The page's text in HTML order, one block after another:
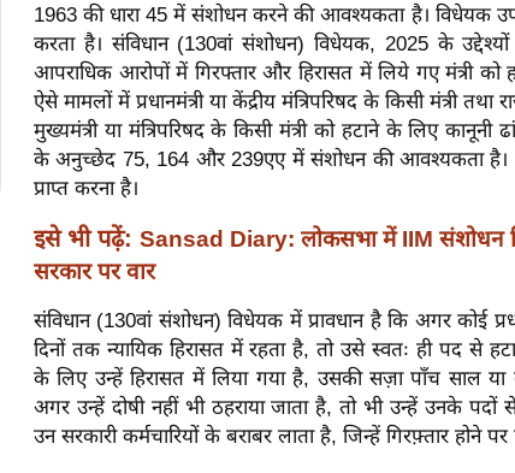
1963 की धारा 45 में संशोधन करने की आवश्यकता है। विधेयक
करता है। संविधान (130वां संशोधन) विधेयक, 2025 के
आपराधिक आरोपों में गिरफ्तार और हिरासत में लिये गए मंत्री को
ऐसे मामलों में प्रधानमंत्री या केंद्रीय मंत्रिपरिषद के किसी मंत्री तथा
मुख्यमंत्री या मंत्रिपरिषद के किसी मंत्री को हटाने के लिए
के अनुच्छेद 75, 164 और 239एए में संशोधन की आवश्यकता है।
प्राप्त करना है।
इसे भी पढ़ें: Sansad Diary: लोकसभा में IIM संशोधन
सरकार पर वार
संविधान (130वां संशोधन) विधेयक में प्रावधान है कि अगर कोई
दिनों तक न्यायिक हिरासत में रहता है, तो उसे स्वतः ही पद से
के लिए उन्हें हिरासत में लिया गया है, उसकी सज़ा पाँच साल या
अगर उन्हें दोषी नहीं भी ठहराया जाता है, तो भी उन्हें उनके
उन सरकारी कर्मचारियों के बराबर लाता है, जिन्हें गिरफ़्तार होने